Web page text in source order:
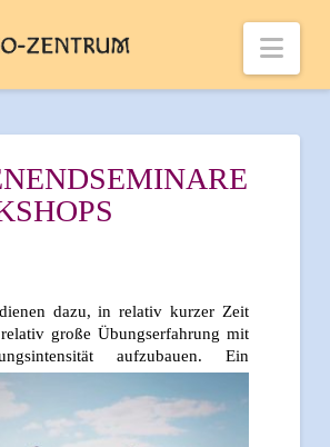
dazu, in relativ kurzer Zeit
große Übungserfahrung mit
aufzubauen. Ein